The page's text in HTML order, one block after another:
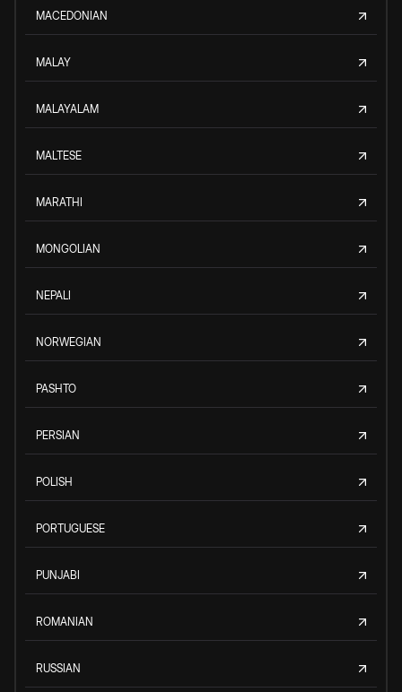
MACEDONIAN
MALAY
MALAYALAM
MALTESE
MARATHI
MONGOLIAN
NEPALI
NORWEGIAN
PASHTO
PERSIAN
POLISH
PORTUGUESE
PUNJABI
ROMANIAN
RUSSIAN